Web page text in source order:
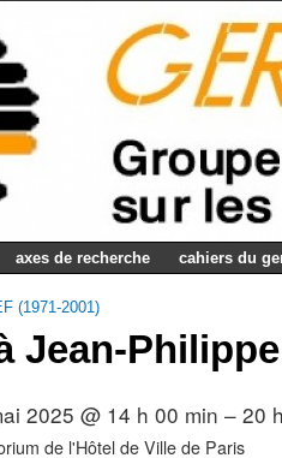
axes de recherche cahiers du
(1971-2001)
Jean-
2025 @ 14 h 00 min – 20
de l'Hôtel de Ville de Paris